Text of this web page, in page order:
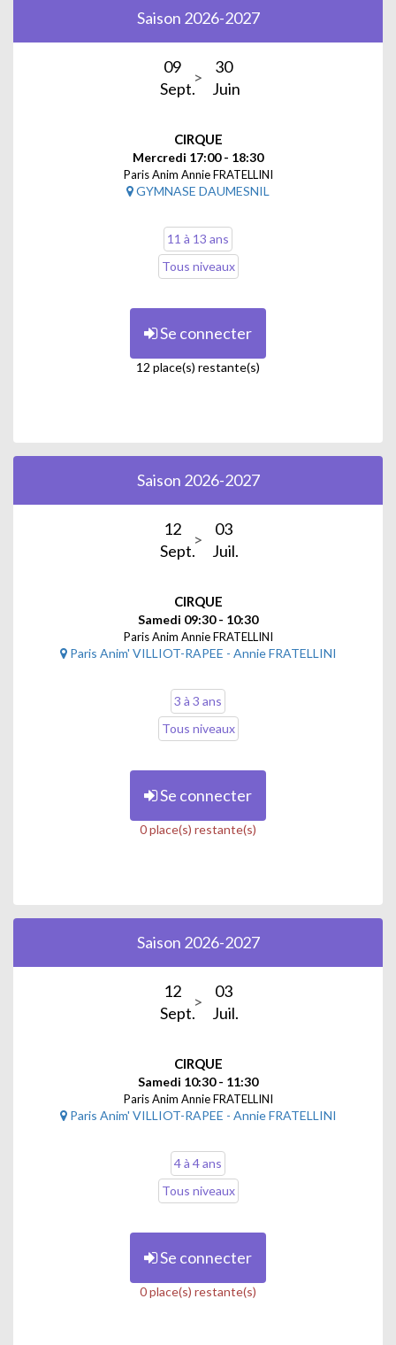
Saison 2026-2027
09
Sept.
30
Juin
CIRQUE
Mercredi 17:00 - 18:30
Paris Anim Annie FRATELLINI
GYMNASE DAUMESNIL
11 à 13 ans
Tous niveaux
Se connecter
12 place(s) restante(s)
Saison 2026-2027
12
Sept.
03
Juil.
CIRQUE
Samedi 09:30 - 10:30
Paris Anim Annie FRATELLINI
Paris Anim' VILLIOT-RAPEE - Annie FRATELLINI
3 à 3 ans
Tous niveaux
Se connecter
0 place(s) restante(s)
Saison 2026-2027
12
Sept.
03
Juil.
CIRQUE
Samedi 10:30 - 11:30
Paris Anim Annie FRATELLINI
Paris Anim' VILLIOT-RAPEE - Annie FRATELLINI
4 à 4 ans
Tous niveaux
Se connecter
0 place(s) restante(s)